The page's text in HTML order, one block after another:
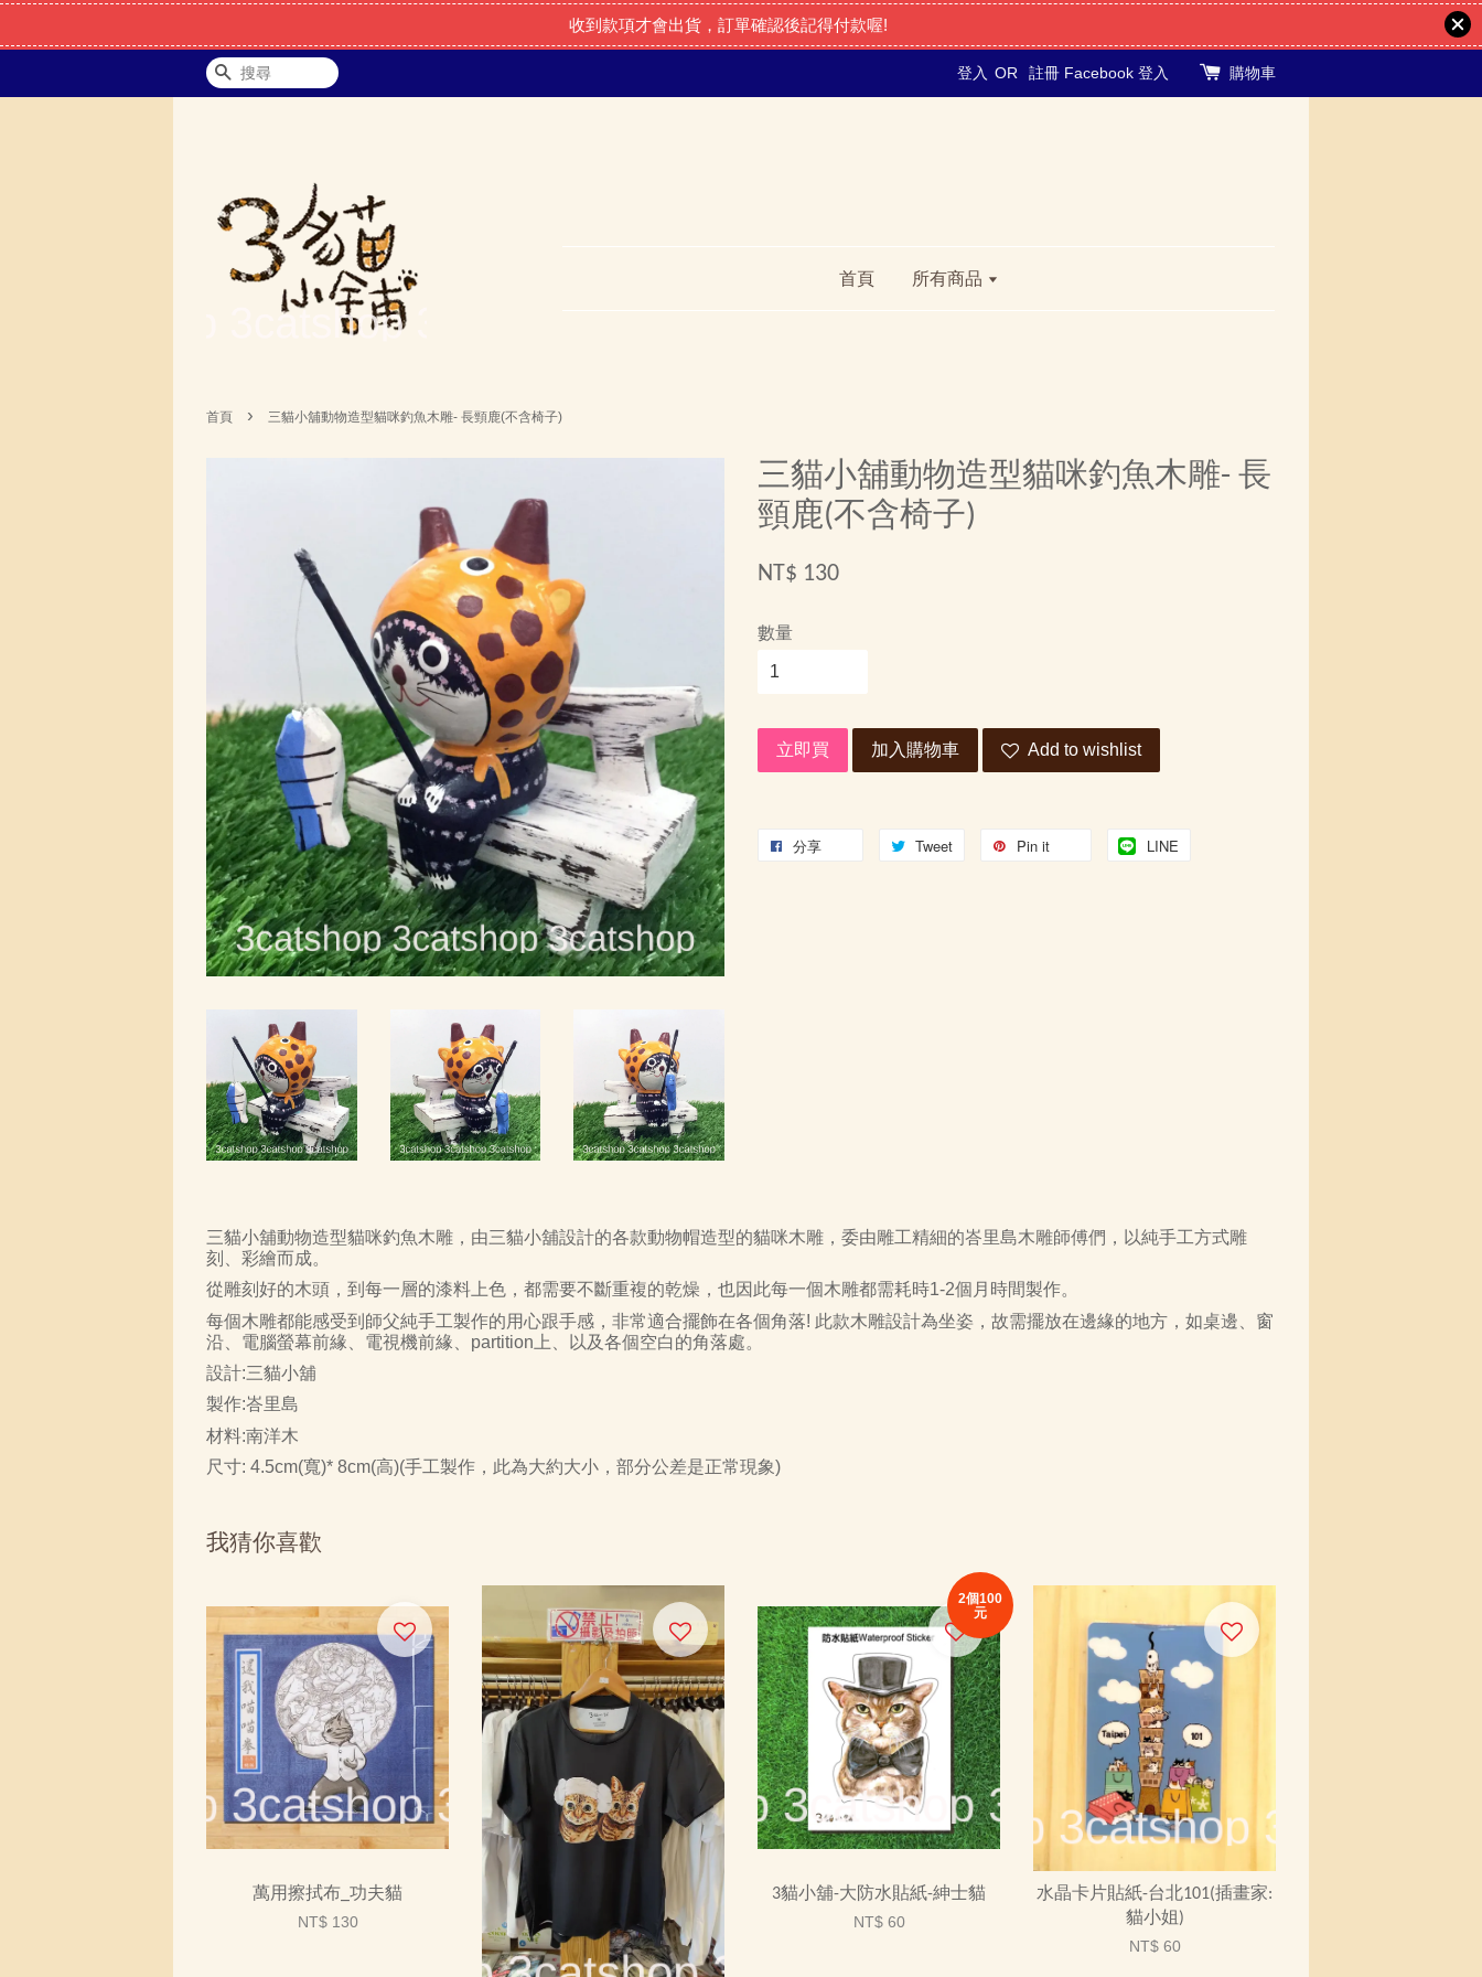
收到款項才會出貨，訂單確認後記得付款喔!
搜尋 登入 OR 註冊 Facebook 登入 購物車
首頁 所有商品
首頁 › 三貓小舖動物造型貓咪釣魚木雕- 長頸鹿(不含椅子)
三貓小舖動物造型貓咪釣魚木雕- 長
頸鹿(不含椅子)
NT$ 130
數量
立即買 加入購物車 Add to wishlist
分享 Tweet Pin it LINE
三貓小舖動物造型貓咪釣魚木雕，由三貓小舖設計的各款動物帽造型的貓咪木雕，委由雕工精細的峇里島木雕師傅們，以純手工方式雕
刻、彩繪而成。
從雕刻好的木頭，到每一層的漆料上色，都需要不斷重複的乾燥，也因此每一個木雕都需耗時1-2個月時間製作。
每個木雕都能感受到師父純手工製作的用心跟手感，非常適合擺飾在各個角落! 此款木雕設計為坐姿，故需擺放在邊緣的地方，如桌邊、窗
沿、電腦螢幕前緣、電視機前緣、 partition 上、以及各個空白的角落處。
設計:三貓小舖
製作:峇里島
材料:南洋木
尺寸: 4.5cm(寬)* 8cm(高)(手工製作，此為大約大小，部分公差是正常現象)
我猜你喜歡
萬用擦拭布_功夫貓
NT$ 130
2個100
元
3貓小舖-大防水貼紙-紳士貓
NT$ 60
水晶卡片貼紙-台北101(插畫家:
貓小姐)
NT$ 60